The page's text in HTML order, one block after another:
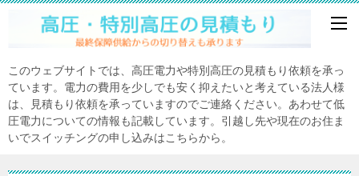
このウェブサイトでは、高圧電力や特別高圧の見積もり依頼を承っ
ています。電力の費用を少しでも安く抑えたいと考えている法人様
は、見積もり依頼を承っていますのでご連絡ください。あわせて低
圧電力についての情報も記載しています。引越し先や現在のお住ま
いでスイッチングの申し込みはこちらから。